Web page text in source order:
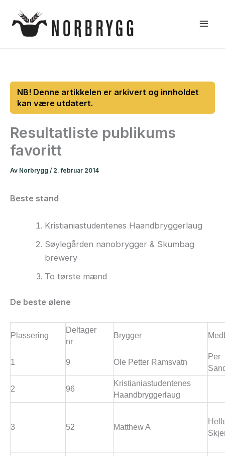
rett
Resultatliste publikums
favoritt
Av Norbrygg / 2. februar 2014
Beste stand
Kristianiastudentenes Haandbryggerlaug
Søylegården nanobrygger & Skumbag
brewery
To tørste mænd
De beste ølene
Plassering
Deltager
nr
Brygger
1 9 Ole Petter Ramsvatn
Per
2 96
Kristianiastudentenes
Haandbryggerlaug
3 52 Matthew A